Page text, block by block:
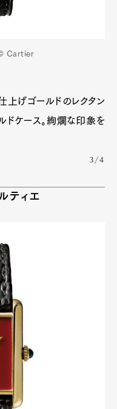
Cartier
上げゴールドのレクタン
ドケース。絢爛な印象を
3/4
ティエ